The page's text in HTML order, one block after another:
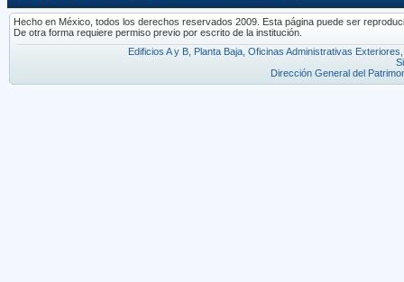
Hecho en México, todos los derechos reservados 2009. Esta página puede ser
De otra forma requiere permiso previo por escrito de la institución.
Edificios A y B, Planta Baja, Oficinas Administrativas
Dirección General del